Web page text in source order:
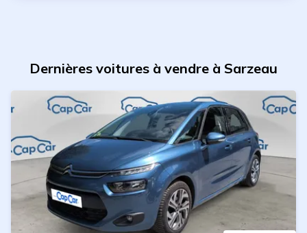
Dernières voitures à vendre à Sarzeau